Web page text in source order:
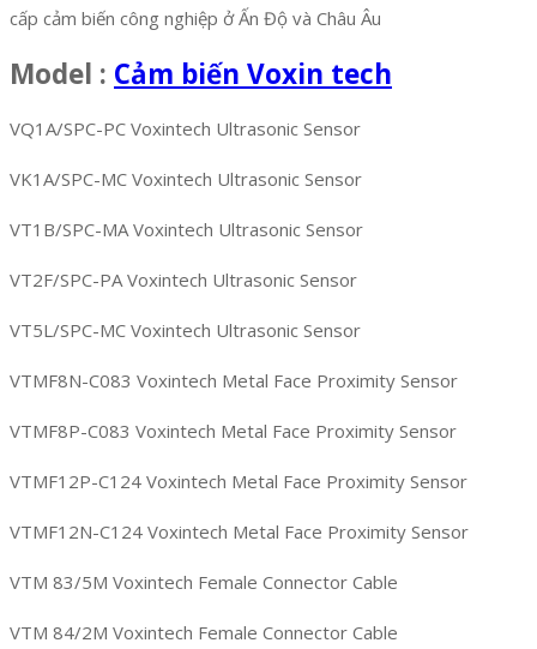
cấp cảm biến công nghiệp ở Ấn Độ và Châu Âu
Model : Cảm biến Voxin tech
VQ1A/SPC-PC Voxintech Ultrasonic Sensor
VK1A/SPC-MC Voxintech Ultrasonic Sensor
VT1B/SPC-MA Voxintech Ultrasonic Sensor
VT2F/SPC-PA Voxintech Ultrasonic Sensor
VT5L/SPC-MC Voxintech Ultrasonic Sensor
VTMF8N-C083 Voxintech Metal Face Proximity Sensor
VTMF8P-C083 Voxintech Metal Face Proximity Sensor
VTMF12P-C124 Voxintech Metal Face Proximity Sensor
VTMF12N-C124 Voxintech Metal Face Proximity Sensor
VTM 83/5M Voxintech Female Connector Cable
VTM 84/2M Voxintech Female Connector Cable